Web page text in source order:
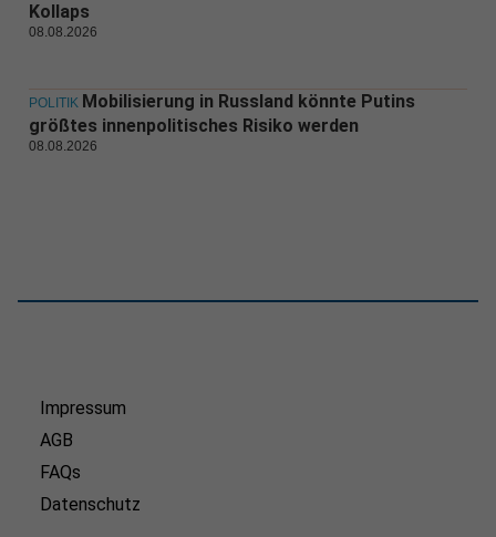
Kollaps
08.08.2026
POLITIK Mobilisierung in Russland könnte Putins
größtes innenpolitisches Risiko werden
08.08.2026
Impressum
AGB
FAQs
Datenschutz